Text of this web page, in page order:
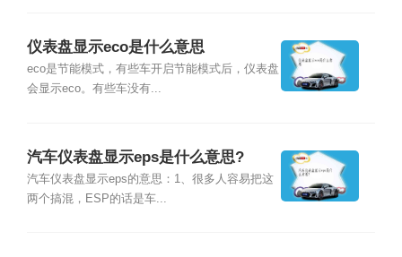
仪表盘显示eco是什么意思
eco是节能模式，有些车开启节能模式后，仪表盘
会显示eco。有些车没有...
汽车仪表盘显示eps是什么意思?
汽车仪表盘显示eps的意思：1、很多人容易把这
两个搞混，ESP的话是车...